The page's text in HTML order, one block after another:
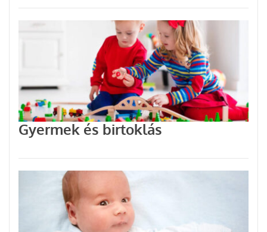
Gyermek és birtoklás